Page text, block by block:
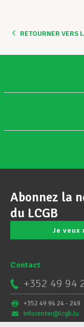
RETOURNER VERS
Abonnez la
du LCGB
Je veux
Contact
+352 49 94
+352 49 94 24 - 249
infocenter@lcgb.lu